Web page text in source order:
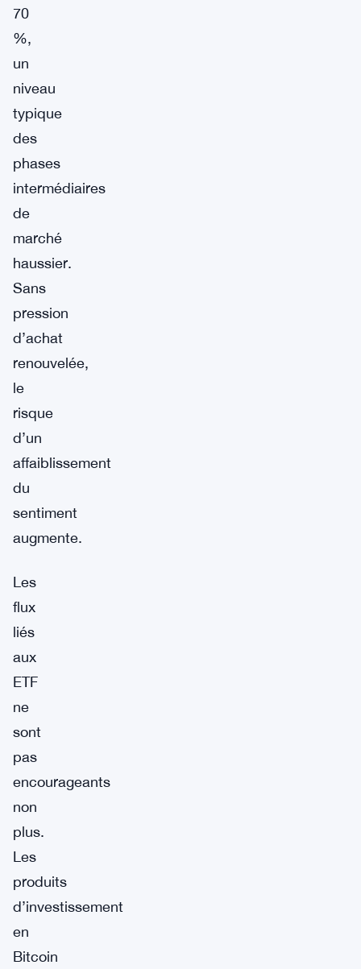
70
%,
un
niveau
typique
des
phases
intermédiaires
de
marché
haussier.
Sans
pression
d’achat
renouvelée,
le
risque
d’un
affaiblissement
du
sentiment
augmente.
Les
flux
liés
aux
ETF
ne
sont
pas
encourageants
non
plus.
Les
produits
d’investissement
en
Bitcoin